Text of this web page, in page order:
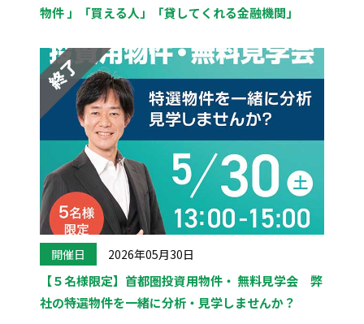
物件 」「買える人」「貸してくれる金融機関」
開催日 2026年05月30日
【５名様限定】首都圏投資用物件・ 無料見学会 弊
社の特選物件を一緒に分析・見学しませんか？